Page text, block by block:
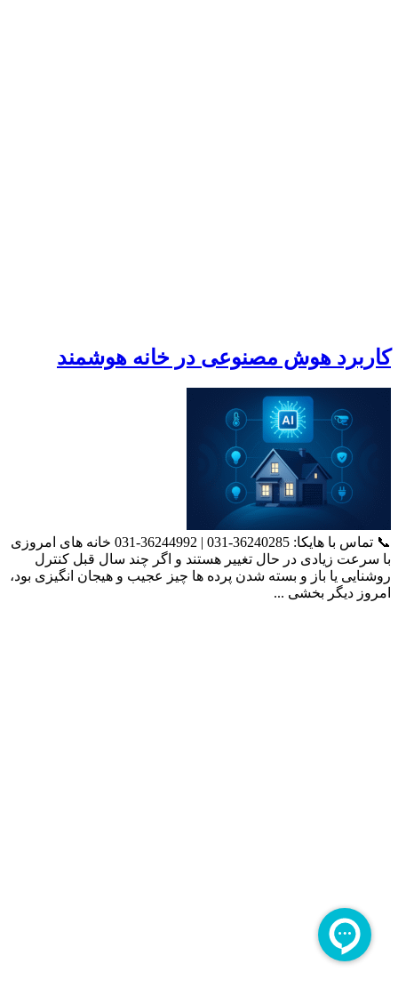
کاربرد هوش مصنوعی در خانه هوشمند
📞 تماس با هایکا: 36240285-031 | 36244992-031 خانه های امروزی
با سرعت زیادی در حال تغییر هستند و اگر چند سال قبل کنترل
روشنایی یا باز و بسته شدن پرده ها چیز عجیب و هیجان انگیزی بود،
امروز دیگر بخشی ...